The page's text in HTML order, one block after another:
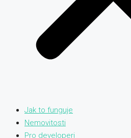
Jak to funguje
Nemovitosti
Pro developeri